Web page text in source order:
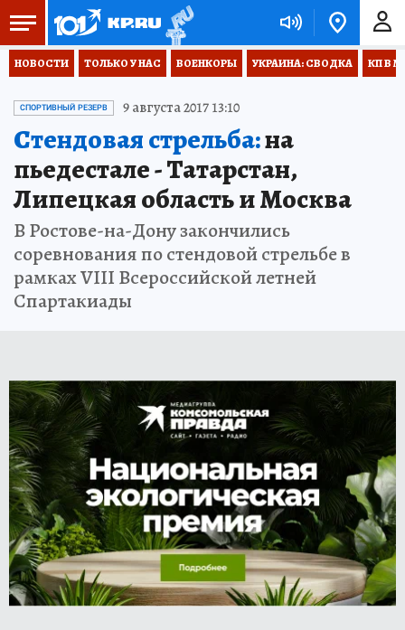
НОВОСТИ ТОЛЬКО У НАС ВОЕНКОРЫ УКРАИНА: СВОДКА КП В
СПОРТИВНЫЙ РЕЗЕРВ 9 августа 2017 13:10
Стендовая стрельба:на
пьедестале - Татарстан,
Липецкая область и Москва
В Ростове-на-Дону закончились
соревнования по стендовой стрельбе в
рамках VIII Всероссийской летней
Спартакиады